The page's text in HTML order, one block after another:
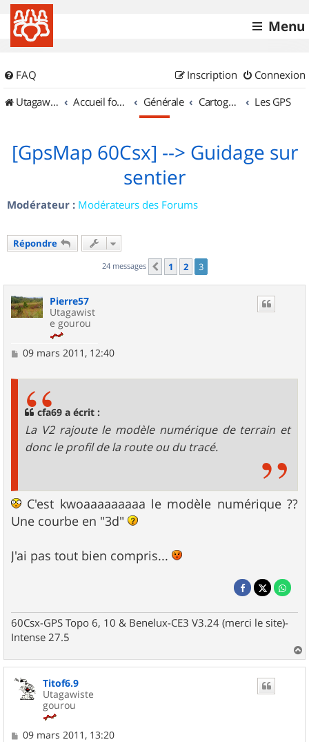
Menu
FAQ Connexion
Inscription
UtagawaVTT (Randos VTT et VTTAE avec traces GPS)
Accueil forum Générale Cartographie et GPS Les GPS
[GpsMap 60Csx] --> Guidage sur
sentier
Modérateur : Modérateurs des Forums
Répondre
24 messages Précédent
1 2 3
Pierre57
Utagawist
e gourou
M
09 mars 2011, 12:40
cfa69 a écrit :
La V2 rajoute le modèle numérique de terrain et
donc le profil de la route ou du tracé.
C'est kwoaaaaaaaaa le modèle numérique ??
Une courbe en "3d"
J'ai pas tout bien compris...
60Csx-GPS Topo 6, 10 & Benelux-CE3 V3.24 (merci le site)-
Intense 27.5
a
u
Titof6.9
Utagawiste
gourou
M
09 mars 2011, 13:20